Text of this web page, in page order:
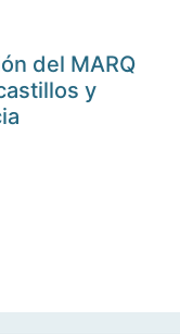
del MARQ
y